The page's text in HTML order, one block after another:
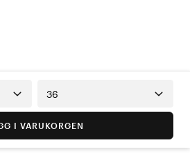
36
I VARUKORGEN